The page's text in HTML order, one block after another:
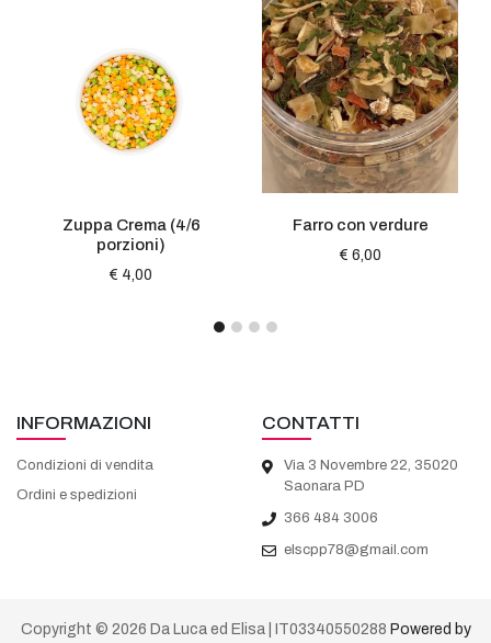
Zuppa Crema (4/6
porzioni)
€ 4,00
Farro con verdure
€ 6,00
INFORMAZIONI
Condizioni di vendita
Ordini e spedizioni
CONTATTI
Via 3 Novembre 22, 35020
Saonara PD
366 484 3006
elscpp78@gmail.com
Copyright © 2026 Da Luca ed Elisa | IT03340550288 Powered by